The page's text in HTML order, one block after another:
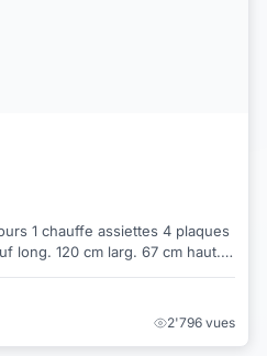
long. 120 cm larg. 67 cm haut.
2'796 vues